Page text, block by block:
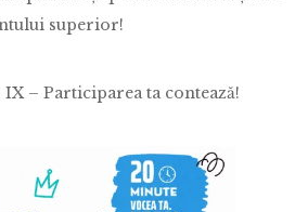
superior!
– Participarea ta contează!